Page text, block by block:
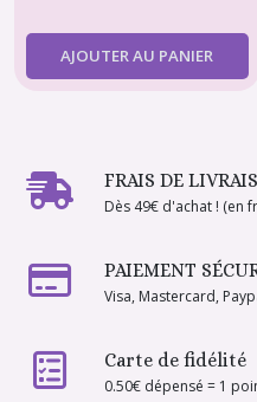
AJOUTER AU PANIER
FRAIS DE
Dès 49€ d'achat ! (en
PAIEMENT
Visa, Mastercard,
Carte de fidélité
0.50€ dépensé = 1